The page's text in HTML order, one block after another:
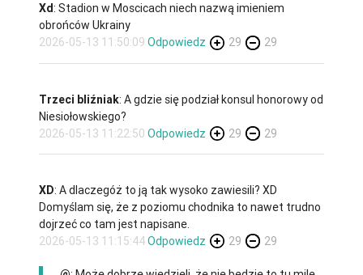
Xd: Stadion w Moscicach niech nazwą imieniem
obrońców Ukrainy
2026-05-13 11:50:09 Odpowiedz 29 29
Trzeci bliźniak: A gdzie się podział konsul honorowy od
Niesiołowskiego?
2026-05-13 11:22:50 Odpowiedz 29 29
XD: A dlaczegóż to ją tak wysoko zawiesili? XD
Domyślam się, że z poziomu chodnika to nawet trudno
dojrzeć co tam jest napisane.
2026-05-13 11:15:44Odpowiedz 29 29